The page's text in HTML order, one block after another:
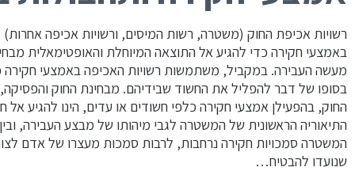
רשויות אכיפת החוק (משטרה, רשות המיסים, ורשויות אכיפה
באמצעי חקירה כדי להגיע אל התוצאה המיוחלת והאופטימאלית
מעשה העבירה. במקביל, משתמשות רשויות האכיפה באמצעי
בסופו של דבר להפליל את החשוד שבידיהם. מבחינת החוק
החוק, בהפעילן אמצעי חקירה כלפי חשודים או עדים, הינו להגיע
התיאוריה הראשונית של המשטרה לגבי מיהותו של מבצע העבירה,
המשטרה סמכויות חקירה נרחבות, לרבות סמכות מעצרו של אדם
שנועדו להבטיח…